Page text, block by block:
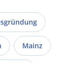
Mainz